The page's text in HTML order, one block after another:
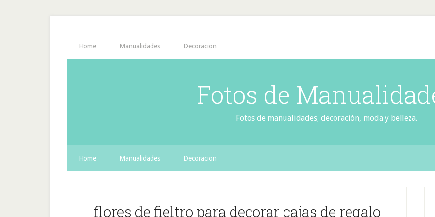
Home Manualidades Decoracion
Fotos de
Fotos de manualidades, decoración, moda y belleza.
Home Manualidades Decoracion
flores de fieltro para decorar cajas de regalo